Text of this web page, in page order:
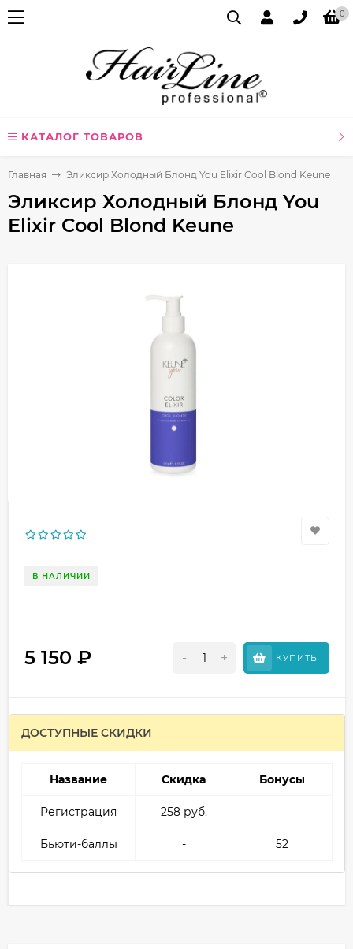
0
КАТАЛОГ ТОВАРОВ
Главная Эликсир Холодный Блонд You Elixir Cool Blond Keune
Эликсир Холодный Блонд You
Elixir Cool Blond Keune
В НАЛИЧИИ
5 150 ₽ - + КУПИТЬ
ДОСТУПНЫЕ СКИДКИ
Название Скидка Бонусы
Регистрация 258 руб.
Бьюти-баллы - 52